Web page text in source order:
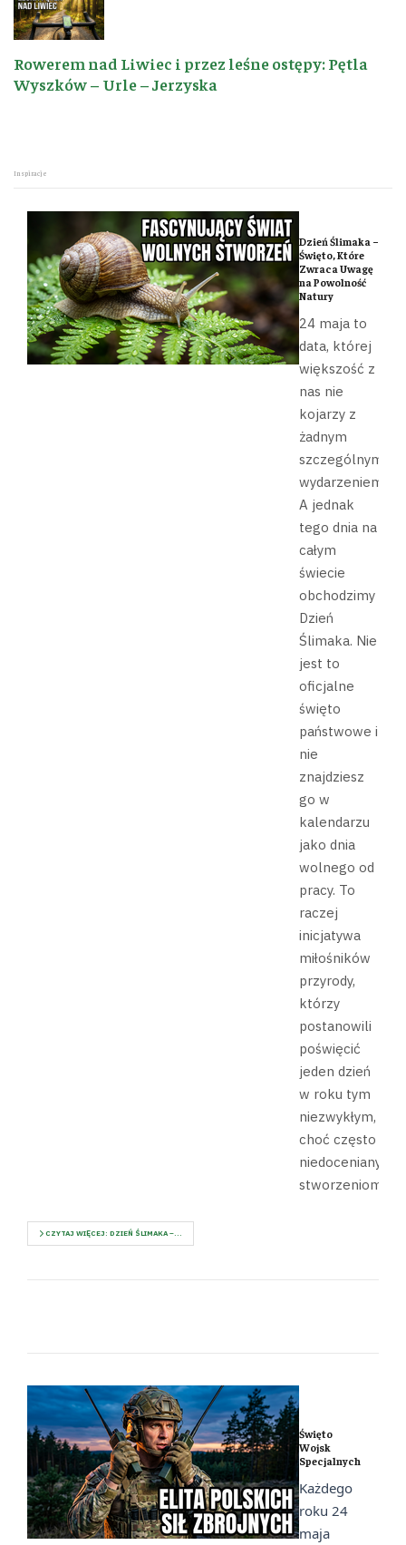
Rowerem nad Liwiec i przez leśne ostępy: Pętla
Wyszków – Urle – Jerzyska
Inspiracje
Dzień Ślimaka –
Święto, Które
Zwraca Uwagę
na Powolność
Natury
24 maja to
data, której
większość z
nas nie
kojarzy z
żadnym
szczególnym
wydarzeniem.
A jednak
tego dnia na
całym
świecie
obchodzimy
Dzień
Ślimaka. Nie
jest to
oficjalne
święto
państwowe i
nie
znajdziesz
go w
kalendarzu
jako dnia
wolnego od
pracy. To
raczej
inicjatywa
miłośników
przyrody,
którzy
postanowili
poświęcić
jeden dzień
w roku tym
niezwykłym,
choć często
niedocenianym
stworzeniom.
CZYTAJ WIĘCEJ: DZIEŃ ŚLIMAKA –...
Święto
Wojsk
Specjalnych
Każdego
roku 24
maja